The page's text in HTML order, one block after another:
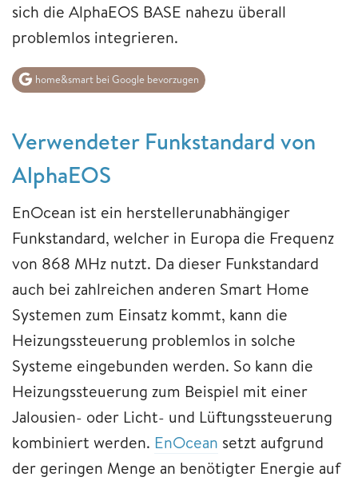
sich die AlphaEOS BASE nahezu überall
problemlos integrieren.
home&smart bei Google bevorzugen
Verwendeter Funkstandard von
AlphaEOS
EnOcean ist ein herstellerunabhängiger
Funkstandard, welcher in Europa die Frequenz
von 868 MHz nutzt. Da dieser Funkstandard
auch bei zahlreichen anderen Smart Home
Systemen zum Einsatz kommt, kann die
Heizungssteuerung problemlos in solche
Systeme eingebunden werden. So kann die
Heizungssteuerung zum Beispiel mit einer
Jalousien- oder Licht- und Lüftungssteuerung
kombiniert werden. EnOcean setzt aufgrund
der geringen Menge an benötigter Energie auf